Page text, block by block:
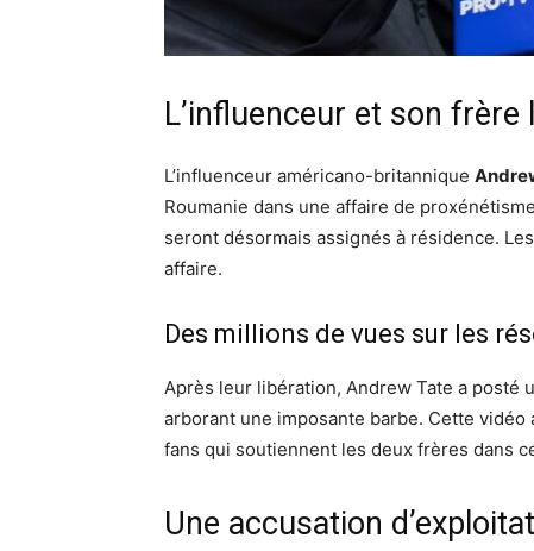
L’influenceur et son
L’influenceur américano-britannique
Roumanie dans une affaire de
seront désormais assignés à résidence.
affaire.
Des millions de vues sur les
Après leur libération, Andrew Tate a posté
arborant une imposante barbe. Cette
fans qui soutiennent les deux frères dans
Une accusation